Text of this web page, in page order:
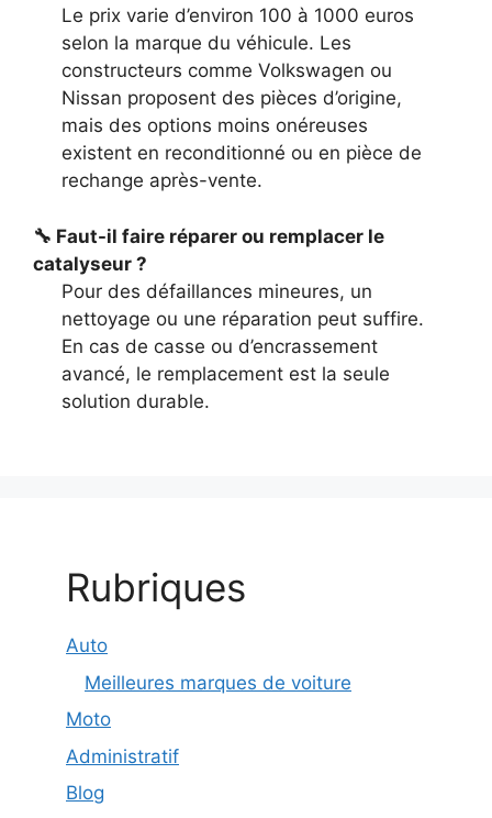
Le prix varie d’environ 100 à 1000 euros
selon la marque du véhicule. Les
constructeurs comme Volkswagen ou
Nissan proposent des pièces d’origine,
mais des options moins onéreuses
existent en reconditionné ou en pièce de
rechange après-vente.
🔧 Faut-il faire réparer ou remplacer le
catalyseur ?
Pour des défaillances mineures, un
nettoyage ou une réparation peut suffire.
En cas de casse ou d’encrassement
avancé, le remplacement est la seule
solution durable.
Rubriques
Auto
Meilleures marques de voiture
Moto
Administratif
Blog